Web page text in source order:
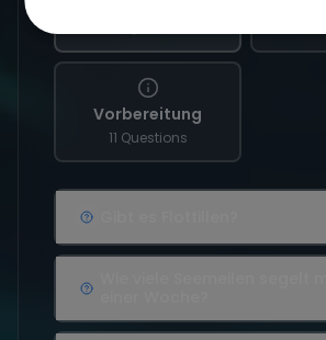
Vorbereitung
11 Questions